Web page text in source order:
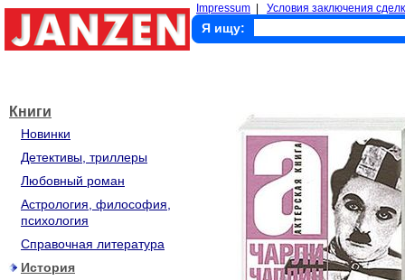
Impressum Условия заключения
Я ищу:
Книги
Новинки
Детективы, триллеры
Любовный роман
Астрология, философия,
психология
Справочная литература
История